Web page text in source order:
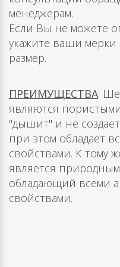
менеджерам.
Если Вы не можете
укажите ваши
размер.
ПРЕИМУЩЕСТВА:
являются
"дышит" и не
при этом обладает
свойствами. К тому
является
обладающий всеми
свойствами.